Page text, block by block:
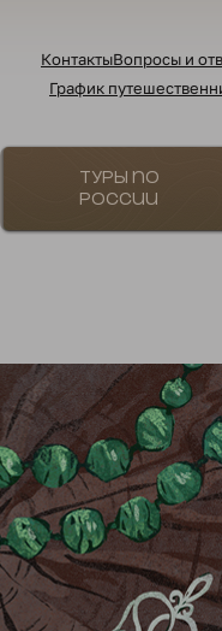
КонтактыВопросы и
График
Туры по
России